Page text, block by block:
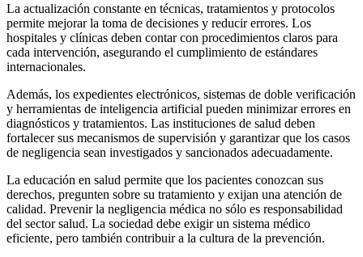
La actualización constante en técnicas, tratamientos y protocolos
permite mejorar la toma de decisiones y reducir errores. Los
hospitales y clínicas deben contar con procedimientos claros para
cada intervención, asegurando el cumplimiento de estándares
internacionales.
Además, los expedientes electrónicos, sistemas de doble verificación
y herramientas de inteligencia artificial pueden minimizar errores en
diagnósticos y tratamientos. Las instituciones de salud deben
fortalecer sus mecanismos de supervisión y garantizar que los casos
de negligencia sean investigados y sancionados adecuadamente.
La educación en salud permite que los pacientes conozcan sus
derechos, pregunten sobre su tratamiento y exijan una atención de
calidad. Prevenir la negligencia médica no sólo es responsabilidad
del sector salud. La sociedad debe exigir un sistema médico
eficiente, pero también contribuir a la cultura de la prevención.